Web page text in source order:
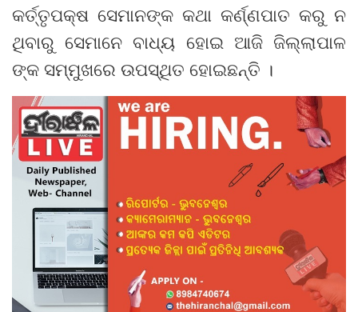
କର୍ତ୍ତୃପକ୍ଷ ସେମାନଙ୍କ କଥା କର୍ଣ୍ଣପାତ କରୁ ନ
ଥିବାରୁ ସେମାନେ ବାଧ୍ୟ ହୋଇ ଆଜି ଜିଲ୍ଲାପାଳ
ଙ୍କ ସମ୍ମୁଖରେ ଉପସ୍ଥିତ ହୋଇଛନ୍ତି ।